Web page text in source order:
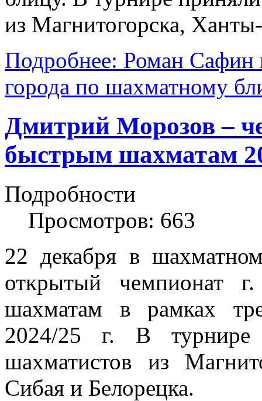
из Магнитогорска,
Подробнее: Роман
города по шахматному
Дмитрий Морозов –
быстрым шахматам
Подробности
Просмотров: 663
22 декабря в
открытый чемпионат
шахматам в рамках
2024/25 г. В турнире
шахматистов из
Сибая и Белорецка.